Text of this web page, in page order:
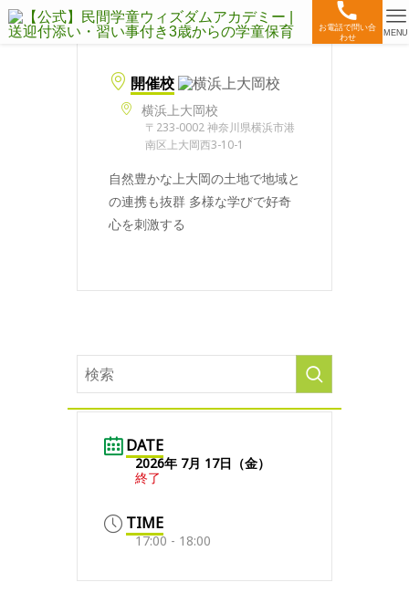
お電話で問い合
わせ
MENU
開催校
横浜上大岡校
〒233-0002 神奈川県横浜市港
南区上大岡西3-10-1
自然豊かな上大岡の土地で地域と
の連携も抜群 多様な学びで好奇
心を刺激する
DATE
2026年 7月 17日（金）
終了
TIME
17:00 - 18:00